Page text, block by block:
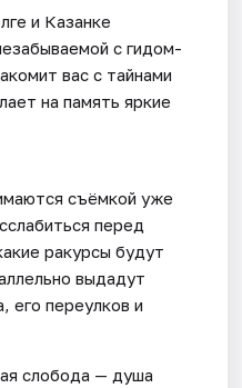
и Казанке
с гидом-
вас с тайнами
на память яркие
съёмкой уже
перед
ракурсы будут
выдадут
его переулков и
слобода — душа